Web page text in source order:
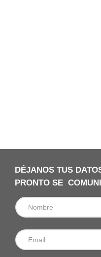
DÉJANOS TUS
PRONTO SE